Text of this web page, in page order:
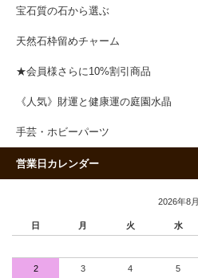
宝石質の石から選ぶ
天然石枠留めチャーム
★会員様さらに10%割引商品
《人気》財運と健康運の庭園水晶
手芸・ホビーパーツ
営業日カレンダー
2026年8月
日 月 火 水
2 3 4 5